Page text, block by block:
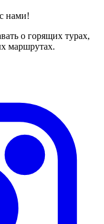
нами!
о горящих турах,
маршрутах.